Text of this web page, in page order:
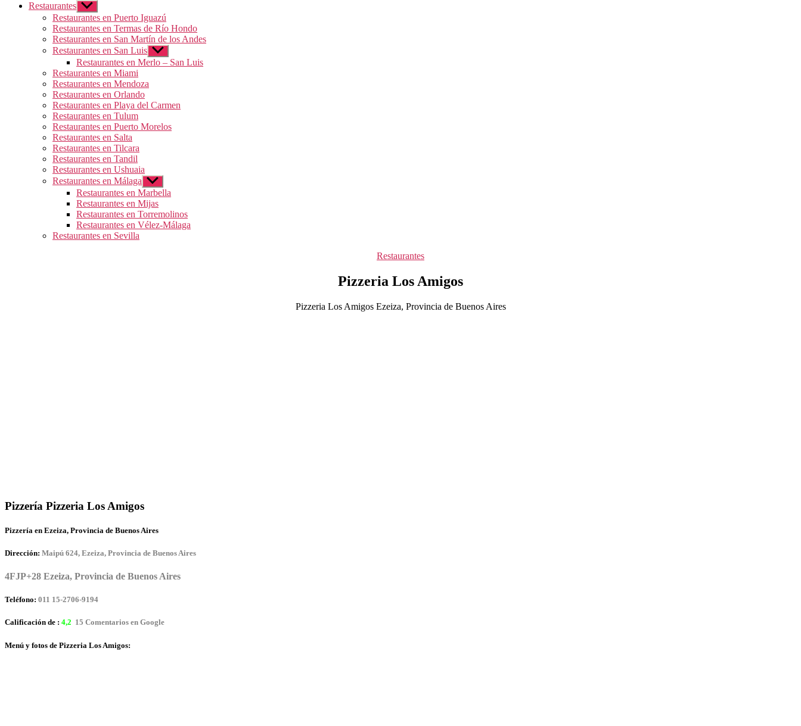
Restaurantes Mostrar
el
submenú
Restaurantes en Puerto Iguazú
Restaurantes en Termas de Río Hondo
Restaurantes en San Martín de los Andes
Restaurantes en San Luis Mostrar
el
submenú
Restaurantes en Merlo – San Luis
Restaurantes en Miami
Restaurantes en Mendoza
Restaurantes en Orlando
Restaurantes en Playa del Carmen
Restaurantes en Tulum
Restaurantes en Puerto Morelos
Restaurantes en Salta
Restaurantes en Tilcara
Restaurantes en Tandil
Restaurantes en Ushuaia
Restaurantes en Málaga Mostrar
el
submenú
Restaurantes en Marbella
Restaurantes en Mijas
Restaurantes en Torremolinos
Restaurantes en Vélez-Málaga
Restaurantes en Sevilla
Categorías
Restaurantes
Pizzeria Los Amigos
Pizzeria Los Amigos Ezeiza, Provincia de Buenos Aires
Pizzería Pizzeria Los Amigos
Pizzería en Ezeiza, Provincia de Buenos Aires
Dirección: Maipú 624, Ezeiza, Provincia de Buenos Aires
4FJP+28 Ezeiza, Provincia de Buenos Aires
Teléfono: 011 15-2706-9194
Calificación de : 4,2 15 Comentarios en Google
Menú y fotos de Pizzeria Los Amigos: